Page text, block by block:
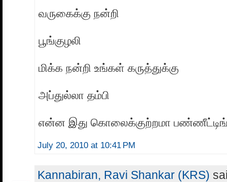
வருகைக்கு நன்றி
பூங்குழலி
மிக்க நன்றி உங்கள் கருத்துக்கு
அப்துல்லா தம்பி
என்ன இது கொலைக்குற்றமா
July 20, 2010 at 10:41 PM
Kannabiran, Ravi Shankar (KRS)